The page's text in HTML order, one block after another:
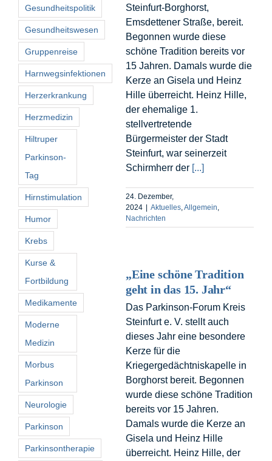
Steinfurt-Borghorst,
Emsdettener Straße, bereit.
Begonnen wurde diese
schöne Tradition bereits vor
15 Jahren. Damals wurde die
Kerze an Gisela und Heinz
Hille überreicht. Heinz Hille,
der ehemalige 1.
stellvertretende
Bürgermeister der Stadt
Steinfurt, war seinerzeit
Schirmherr der [...]
24. Dezember,
2024 | Aktuelles Allgemein
Nachrichten
„Eine schöne Tradition
geht in das 15. Jahr“
Das Parkinson-Forum Kreis
Steinfurt e. V. stellt auch
dieses Jahr eine besondere
Kerze für die
Kriegergedächtniskapelle in
Borghorst bereit. Begonnen
wurde diese schöne Tradition
bereits vor 15 Jahren.
Damals wurde die Kerze an
Gisela und Heinz Hille
überreicht. Heinz Hille, der
Gesundheitspolitik
Gesundheitswesen
Gruppenreise
Harnwegsinfektionen
Herzerkrankung
Herzmedizin
Hiltruper
Parkinson-
Tag
Hirnstimulation
Humor
Krebs
Kurse &
Fortbildung
Medikamente
Moderne
Medizin
Morbus
Parkinson
Neurologie
Parkinson
Parkinsontherapie